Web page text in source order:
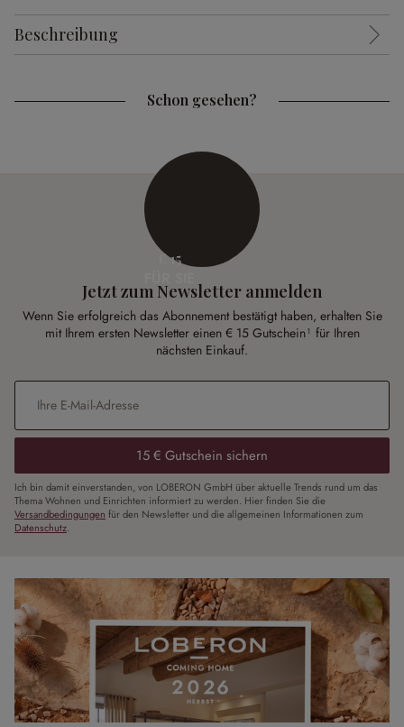
Beschreibung
Schon gesehen?
€ 15
Jetzt zum Newsletter anmelden
Wenn Sie erfolgreich das Abonnement bestätigt haben, erhalten Sie
mit Ihrem ersten Newsletter einen € 15 Gutschein¹ für Ihren
nächsten Einkauf.
E-Mail-Adresse
15 € Gutschein sichern
Ich bin damit einverstanden, von LOBERON GmbH über aktuelle Trends rund um das
Thema Wohnen und Einrichten informiert zu werden. Hier finden Sie die
Versandbedingungen für den Newsletter und die allgemeinen Informationen zum
Datenschutz.